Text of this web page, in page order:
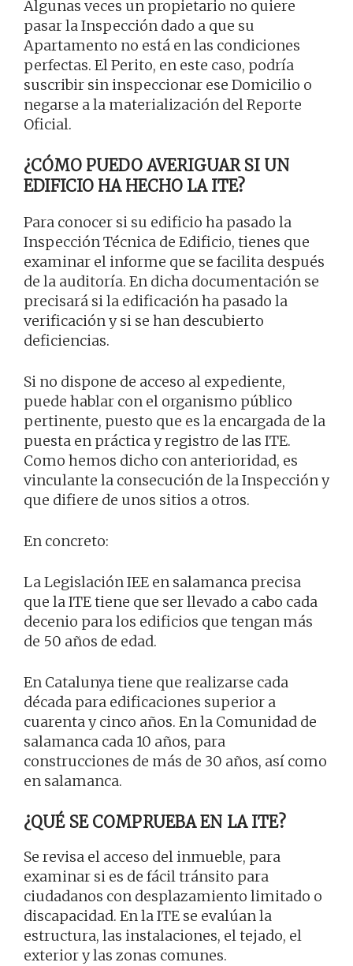
Algunas veces un propietario no quiere
pasar la Inspección dado a que su
Apartamento no está en las condiciones
perfectas. El Perito, en este caso, podría
suscribir sin inspeccionar ese Domicilio o
negarse a la materialización del Reporte
Oficial.
¿CÓMO PUEDO AVERIGUAR SI UN
EDIFICIO HA HECHO LA ITE?
Para conocer si su edificio ha pasado la
Inspección Técnica de Edificio, tienes que
examinar el informe que se facilita después
de la auditoría. En dicha documentación se
precisará si la edificación ha pasado la
verificación y si se han descubierto
deficiencias.
Si no dispone de acceso al expediente,
puede hablar con el organismo público
pertinente, puesto que es la encargada de la
puesta en práctica y registro de las ITE.
Como hemos dicho con anterioridad, es
vinculante la consecución de la Inspección y
que difiere de unos sitios a otros.
En concreto:
La Legislación IEE en salamanca precisa
que la ITE tiene que ser llevado a cabo cada
decenio para los edificios que tengan más
de 50 años de edad.
En Catalunya tiene que realizarse cada
década para edificaciones superior a
cuarenta y cinco años. En la Comunidad de
salamanca cada 10 años, para
construcciones de más de 30 años, así como
en salamanca.
¿QUÉ SE COMPRUEBA EN LA ITE?
Se revisa el acceso del inmueble, para
examinar si es de fácil tránsito para
ciudadanos con desplazamiento limitado o
discapacidad. En la ITE se evalúan la
estructura, las instalaciones, el tejado, el
exterior y las zonas comunes.